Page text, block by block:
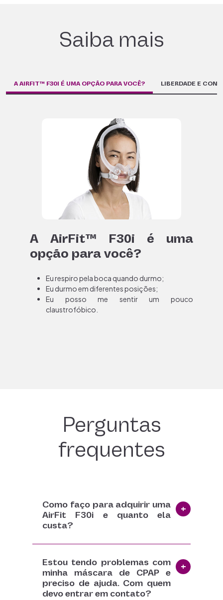
Saiba mais
A AIRFIT™ F30I É UMA OPÇÃO PARA VOCÊ? LIBERDADE E
A AirFit™ F30i é uma
opção para você?
Eu respiro pela boca quando durmo;
Eu durmo em diferentes posições;
Eu posso me sentir um pouco
claustrofóbico.
Perguntas
frequentes
Como faço para adquirir uma
AirFit F30i e quanto ela
custa?
Estou tendo problemas com
minha máscara de CPAP e
preciso de ajuda. Com quem
devo entrar em contato?